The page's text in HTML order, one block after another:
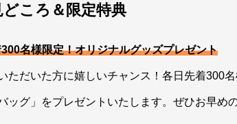
ころ＆限定特典
名様限定！オリジナルグッズプレゼント
ただいた方に嬉しいチャンス！各日先着300
ッグ」をプレゼントいたします。ぜひお早め